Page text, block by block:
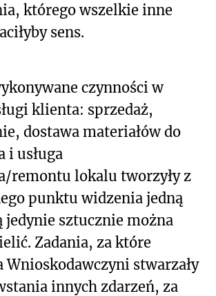
którego wszelkie inne
sens.
czynności w
klienta: sprzedaż,
dostawa materiałów do
i usługa
remontu lokalu tworzyły z
punktu widzenia jedną
jedynie sztucznie można
Zadania, za które
Wnioskodawczyni stwarzały
innych zdarzeń, za